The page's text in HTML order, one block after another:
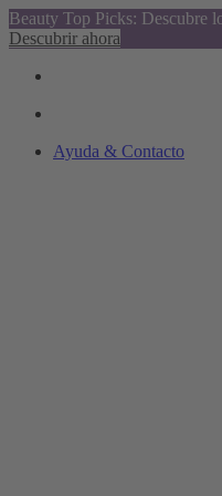
Beauty Top Picks: Descubre
Descubrir ahora
Ayuda & Contacto